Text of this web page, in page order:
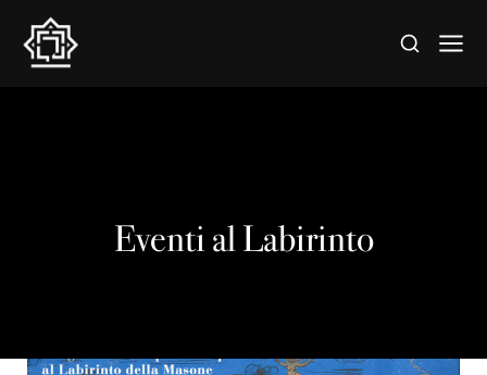
Eventi al Labirinto